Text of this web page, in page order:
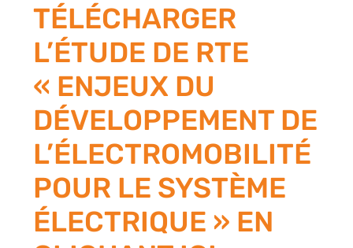
TÉLÉCHARGER
L’ÉTUDE DE RTE
« ENJEUX DU
DÉVELOPPEMENT DE
L’ÉLECTROMOBILITÉ
POUR LE SYSTÈME
ÉLECTRIQUE » EN